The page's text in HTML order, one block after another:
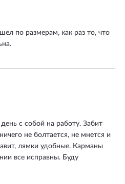
по размерам, как раз то, что
с собой на работу. Забит
не болтается, не мнется и
лямки удобные. Карманы
все исправны. Буду